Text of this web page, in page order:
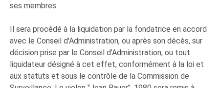
ses membres.
Il sera procédé à la liquidation par la fondatrice en accord
avec le Conseil d'Administration, ou après son décès, sur
décision prise par le Conseil d'Administration, ou tout
liquidateur désigné à cet effet, conformément à la loi et
aux statuts et sous le contrôle de la Commission de